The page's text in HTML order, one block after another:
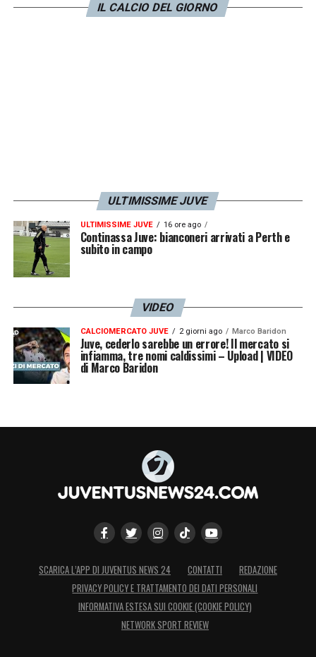
IL CALCIO DEL GIORNO
ULTIMISSIME JUVE
ULTIMISSIME JUVE 16 ore ago
Continassa Juve: bianconeri arrivati a Perth e
subito in campo
VIDEO
CALCIOMERCATO JUVE 2 giorni ago Marco Baridon
Juve, cederlo sarebbe un errore! Il mercato si
infiamma, tre nomi caldissimi – Upload | VIDEO
di Marco Baridon
SCARICA L’APP DI JUVENTUS NEWS 24 CONTATTI
REDAZIONE
PRIVACY POLICY E TRATTAMENTO DEI DATI PERSONALI
INFORMATIVA ESTESA SUI COOKIE (COOKIE POLICY)
NETWORK SPORT REVIEW